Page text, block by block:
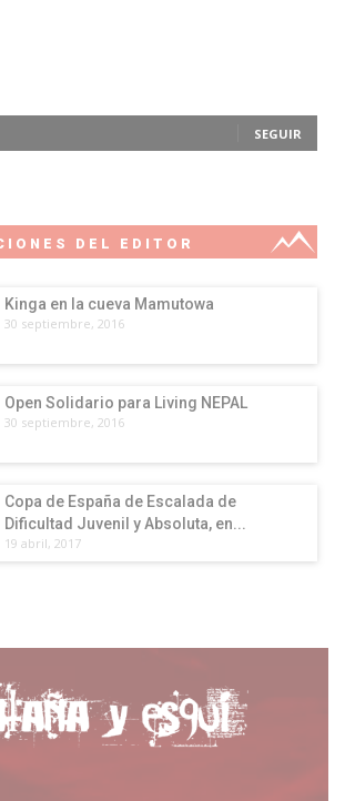
SEGUIR
DEL EDITOR
Kinga en la cueva Mamutowa
30 septiembre, 2016
Open Solidario para Living NEPAL
30 septiembre, 2016
Copa de España de Escalada de
Dificultad Juvenil y Absoluta, en...
19 abril, 2017